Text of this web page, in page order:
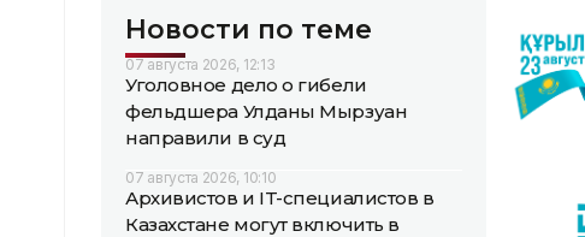
Новости по теме
07 августа 2026, 12:13
Уголовное дело о гибели
фельдшера Улданы Мырзуан
направили в суд
07 августа 2026, 10:10
Архивистов и IT-специалистов в
Казахстане могут включить в